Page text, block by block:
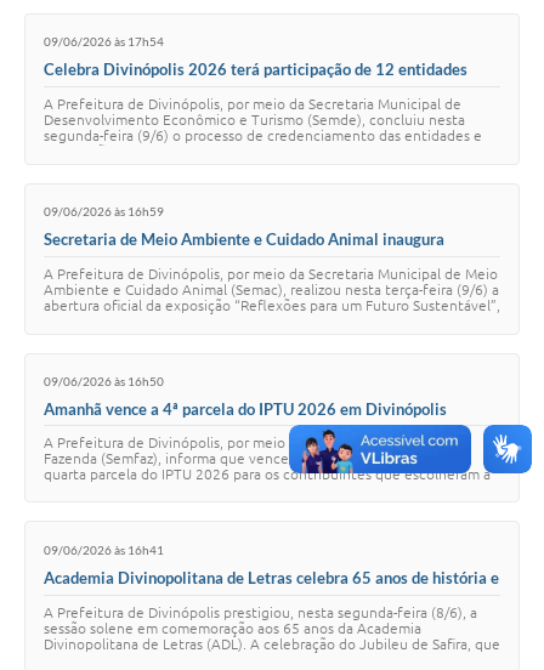
09/06/2026 às 17h54
Celebra Divinópolis 2026 terá participação de 12 entidades
A Prefeitura de Divinópolis, por meio da Secretaria Municipal de
Desenvolvimento Econômico e Turismo (Semde), concluiu nesta
segunda-feira (9/6) o processo de credenciamento das entidades e
09/06/2026 às 16h59
Secretaria de Meio Ambiente e Cuidado Animal inaugura
A Prefeitura de Divinópolis, por meio da Secretaria Municipal de Meio
Ambiente e Cuidado Animal (Semac), realizou nesta terça-feira (9/6) a
abertura oficial da exposição “Reflexões para um Futuro Sustentável”,
09/06/2026 às 16h50
Amanhã vence a 4ª parcela do IPTU 2026 em Divinópolis
A Prefeitura de Divinópolis, por meio da Secretaria Municipal de
Fazenda (Semfaz), informa que vence nesta quarta-feira (10/6) a
quarta parcela do IPTU 2026 para os contribuintes que escolheram a
09/06/2026 às 16h41
Academia Divinopolitana de Letras celebra 65 anos de história e
A Prefeitura de Divinópolis prestigiou, nesta segunda-feira (8/6), a
sessão solene em comemoração aos 65 anos da Academia
Divinopolitana de Letras (ADL). A celebração do Jubileu de Safira, que